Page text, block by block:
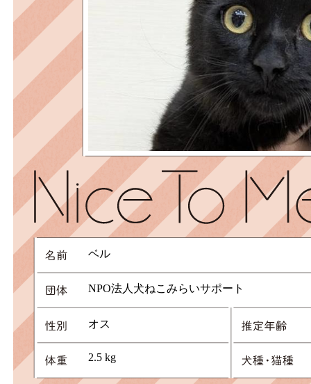
ベル
NPO法人犬ねこみらいサポート
オス
2.5 kg